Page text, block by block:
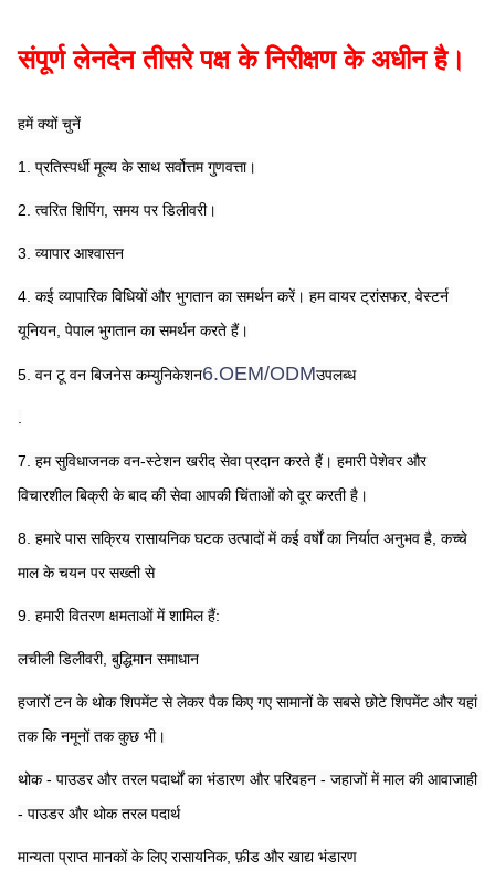
संपूर्ण लेनदेन तीसरे पक्ष के निरीक्षण के अधीन है।
हमें क्यों चुनें
1. प्रतिस्पर्धी मूल्य के साथ सर्वोत्तम गुणवत्ता।
2. त्वरित शिपिंग, समय पर डिलीवरी।
3. व्यापार आश्वासन
4. कई व्यापारिक विधियों और भुगतान का समर्थन करें। हम वायर ट्रांसफर, वेस्टर्न
यूनियन, पेपाल भुगतान का समर्थन करते हैं।
5. वन टू वन बिजनेस कम्युनिकेशन6.OEM/ODMउपलब्ध
7. हम सुविधाजनक वन-स्टेशन खरीद सेवा प्रदान करते हैं। हमारी पेशेवर और
विचारशील बिक्री के बाद की सेवा आपकी चिंताओं को दूर करती है।
8. हमारे पास सक्रिय रासायनिक घटक उत्पादों में कई वर्षों का निर्यात अनुभव है, कच्चे
माल के चयन पर सख्ती से
9. हमारी वितरण क्षमताओं में शामिल हैं:
लचीली डिलीवरी, बुद्धिमान समाधान
हजारों टन के थोक शिपमेंट से लेकर पैक किए गए सामानों के सबसे छोटे शिपमेंट और यहां
तक ​​कि नमूनों तक कुछ भी।
थोक - पाउडर और तरल पदार्थों का भंडारण और परिवहन - जहाजों में माल की आवाजाही
- पाउडर और थोक तरल पदार्थ
मान्यता प्राप्त मानकों के लिए रासायनिक, फ़ीड और खाद्य भंडारण